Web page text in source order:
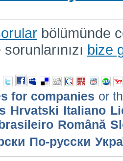
bölümünde
bize
for companies or
Hrvatski Italiano
Română
По-русски